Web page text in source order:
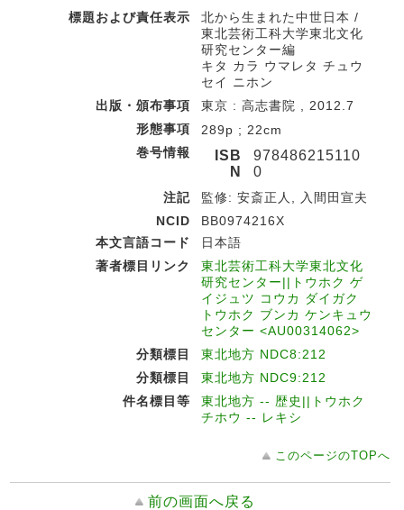
標題および責任表示
北から生まれた中世日本 /
東北芸術工科大学東北文化
研究センター編
キタ カラ ウマレタ チュウ
セイ ニホン
出版・頒布事項
東京 : 高志書院 , 2012.7
形態事項
289p ; 22cm
巻号情報
ISB
N
978486215110
0
注記
監修: 安斎正人, 入間田宣夫
NCID
BB0974216X
本文言語コード
日本語
著者標目リンク
東北芸術工科大学東北文化
研究センター||トウホク ゲ
イジュツ コウカ ダイガク
トウホク ブンカ ケンキュウ
センター <AU00314062>
分類標目
東北地方 NDC8:212
分類標目
東北地方 NDC9:212
件名標目等
東北地方 -- 歴史||トウホク
チホウ -- レキシ
このページのTOPへ
前の画面へ戻る